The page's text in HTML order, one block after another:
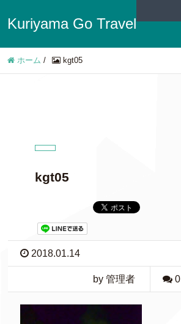
Kuriyama Go Travel
ホーム / kgt05
kgt05
2018.01.14
by 管理者 0